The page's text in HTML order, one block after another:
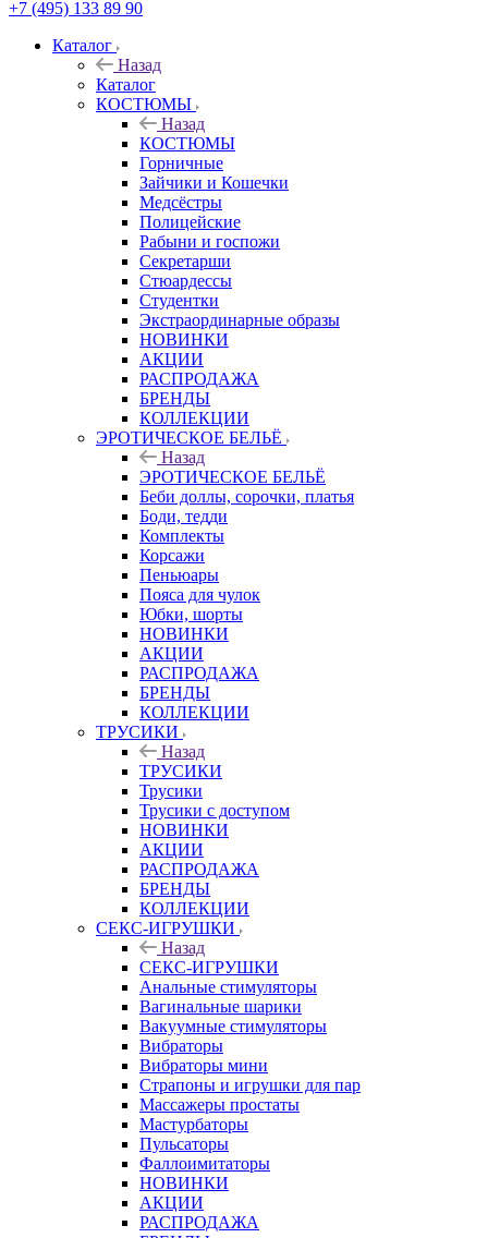
+7 (495) 133 89 90
Каталог
Назад
Каталог
КОСТЮМЫ
Назад
КОСТЮМЫ
Горничные
Зайчики и Кошечки
Медсёстры
Полицейские
Рабыни и госпожи
Секретарши
Стюардессы
Студентки
Экстраординарные образы
НОВИНКИ
АКЦИИ
РАСПРОДАЖА
БРЕНДЫ
КОЛЛЕКЦИИ
ЭРОТИЧЕСКОЕ БЕЛЬЁ
Назад
ЭРОТИЧЕСКОЕ БЕЛЬЁ
Беби доллы, сорочки, платья
Боди, тедди
Комплекты
Корсажи
Пеньюары
Пояса для чулок
Юбки, шорты
НОВИНКИ
АКЦИИ
РАСПРОДАЖА
БРЕНДЫ
КОЛЛЕКЦИИ
ТРУСИКИ
Назад
ТРУСИКИ
Трусики
Трусики с доступом
НОВИНКИ
АКЦИИ
РАСПРОДАЖА
БРЕНДЫ
КОЛЛЕКЦИИ
СЕКС-ИГРУШКИ
Назад
СЕКС-ИГРУШКИ
Анальные стимуляторы
Вагинальные шарики
Вакуумные стимуляторы
Вибраторы
Вибраторы мини
Страпоны и игрушки для пар
Массажеры простаты
Мастурбаторы
Пульсаторы
Фаллоимитаторы
НОВИНКИ
АКЦИИ
РАСПРОДАЖА